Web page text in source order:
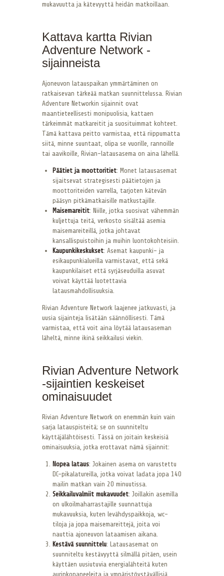
mukavuutta ja kätevyyttä heidän matkoillaan.
Kattava kartta Rivian
Adventure Network -
sijainneista
Ajoneuvon latauspaikan ymmärtäminen on
ratkaisevan tärkeää matkan suunnittelussa. Rivian
Adventure Networkin sijainnit ovat
maantieteellisesti monipuolisia, kattaen
tärkeimmät matkareitit ja suosituimmat kohteet.
Tämä kattava peitto varmistaa, että riippumatta
siitä, minne suuntaat, olipa se vuorille, rannoille
tai aavikoille, Rivian-latausasema on aina lähellä.
Päätiet ja moottoritiet: Monet latausasemat
sijaitsevat strategisesti päätietojen ja
moottoriteiden varrella, tarjoten kätevän
pääsyn pitkämatkaisille matkustajille.
Maisemareitit: Niille, jotka suosivat vähemmän
kuljettuja teitä, verkosto sisältää asemia
maisemareiteillä, jotka johtavat
kansallispuistoihin ja muihin luontokohteisiin.
Kaupunkikeskukset: Asemat kaupunki- ja
esikaupunkialueilla varmistavat, että sekä
kaupunkilaiset että syrjäseuduilla asuvat
voivat käyttää luotettavia
latausmahdollisuuksia.
Rivian Adventure Network laajenee jatkuvasti, ja
uusia sijainteja lisätään säännöllisesti. Tämä
varmistaa, että voit aina löytää latausaseman
läheltä, minne ikinä seikkailusi viekin.
Rivian Adventure Network
-sijaintien keskeiset
ominaisuudet
Rivian Adventure Network on enemmän kuin vain
sarja latauspisteitä; se on suunniteltu
käyttäjälähtöisesti. Tässä on joitain keskeisiä
ominaisuuksia, jotka erottavat nämä sijainnit:
Nopea lataus: Jokainen asema on varustettu
DC-pikalatureilla, jotka voivat ladata jopa 140
mailin matkan vain 20 minuutissa.
Seikkailuvalmiit mukavuudet: Joillakin asemilla
on ulkoilmaharrastajille suunnattuja
mukavuuksia, kuten levähdyspaikkoja, wc-
tiloja ja jopa maisemareittejä, joita voi
nauttia ajoneuvon lataamisen aikana.
Kestävä suunnittelu: Latausasemat on
suunniteltu kestävyyttä silmällä pitäen, usein
käyttäen uusiutuvia energialähteitä kuten
aurinkopaneeleita ja ympäristöystävällisiä